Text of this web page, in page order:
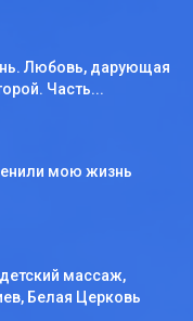
Любовь, дарующая
Часть...
мою жизнь
массаж,
Белая Церковь